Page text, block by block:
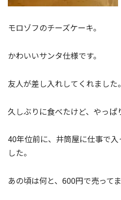
モロゾフのチーズケーキ。
かわいいサンタ仕様です。
友人が差し入れしてくれました。
久しぶりに食べたけど、やっぱ
40年位前に、井筒屋に仕事で
した。
あの頃は何と、600円で売ってま